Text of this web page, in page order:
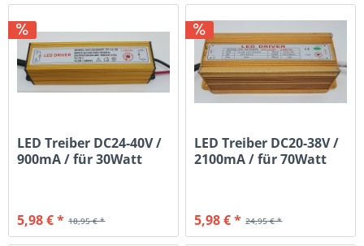
LED Treiber DC24-40V /
900mA / für 30Watt
18,95 € *
5,98 € *
LED Treiber DC20-38V /
2100mA / für 70Watt
24,95 € *
5,98 € *